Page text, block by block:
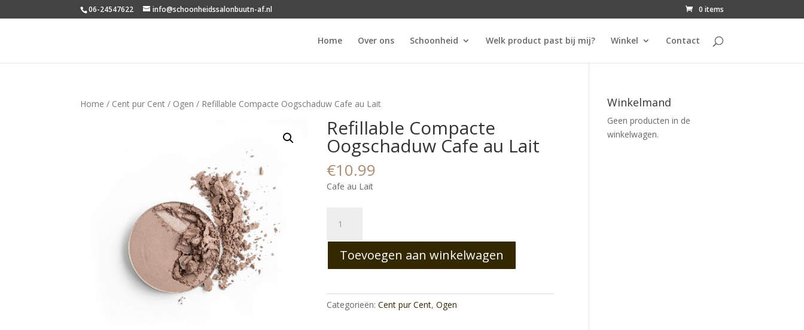
06-24547622 info@schoonheidssalonbuutn-af.nl 0 items
Home Over ons Schoonheid Welk product past bij mij? Winkel Contact
Home / Cent pur Cent / Ogen / Refillable Compacte Oogschaduw Cafe au Lait
Refillable Compacte
Oogschaduw Cafe au Lait
€10.99
Cafe au Lait
Compacte
Oogschaduw
Cafe
au
aantal
Toevoegen aan winkelwagen
Categorieën:Cent pur Cent,Ogen
Winkelmand
Geen producten in de
winkelwagen.